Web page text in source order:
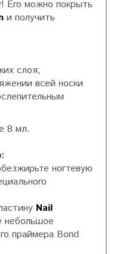
Его можно покрыть
и получить
слоя;
всей носки
8 мл.
ногтевую
Nail
небольшое
праймера Bond